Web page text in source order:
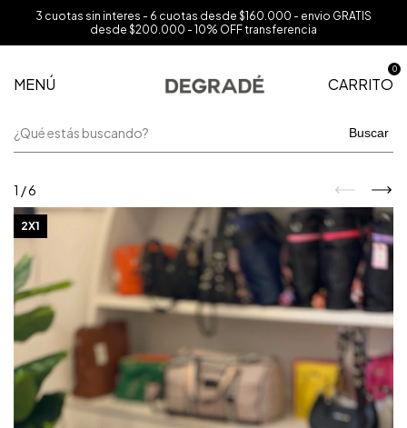
3 cuotas sin interes - 6 cuotas desde $160.000 - envio GRATIS
desde $200.000 - 10% OFF transferencia
MENÚ CARRITO
0
Buscar
1 /6
2X1